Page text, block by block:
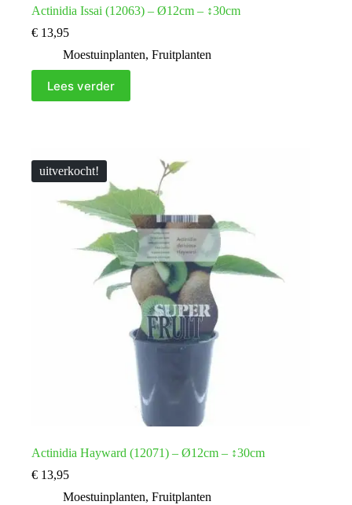
Actinidia Issai (12063) – Ø12cm – ↕30cm
€ 13,95
Moestuinplanten, Fruitplanten
Lees verder
uitverkocht!
Actinidia Hayward (12071) – Ø12cm – ↕30cm
€ 13,95
Moestuinplanten, Fruitplanten